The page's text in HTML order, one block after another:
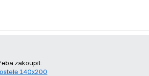
zakoupit:
140x200